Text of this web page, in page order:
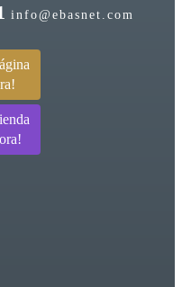
info@ebasnet.com